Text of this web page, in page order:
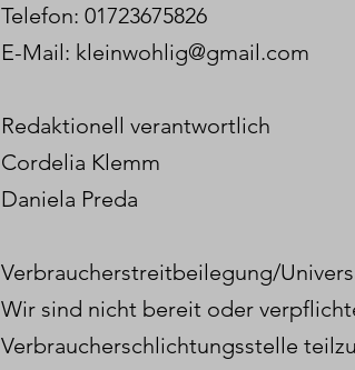
Telefon: 01723675826
E-Mail: kleinwohlig@gmail.com
Redaktionell verantwortlich
Cordelia Klemm
Daniela Preda
Verbraucherstreitbeilegung/
Wir sind nicht bereit oder
Verbraucherschlichtungsstelle